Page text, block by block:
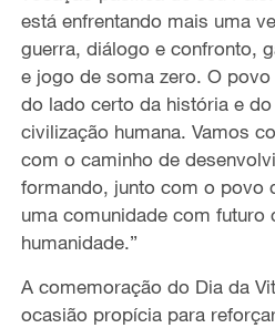
está enfrentando mais uma
guerra, diálogo e confronto,
e jogo de soma zero. O
do lado certo da história e
civilização humana. Vamos
com o caminho de
formando, junto com o povo
uma comunidade com futuro
humanidade.”
A comemoração do Dia da
ocasião propícia para